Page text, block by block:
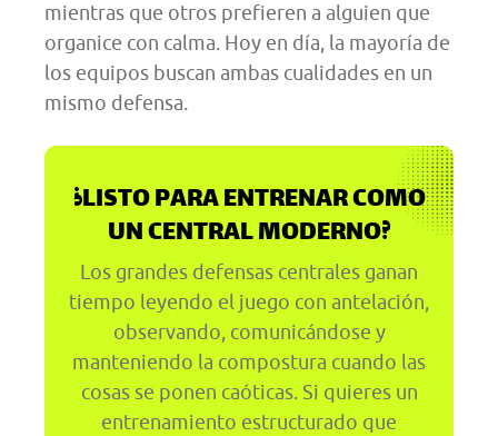
mientras que otros prefieren a alguien que
organice con calma. Hoy en día, la mayoría de
los equipos buscan ambas cualidades en un
mismo defensa.
¿LISTO PARA ENTRENAR COMO
UN CENTRAL MODERNO?
Los grandes defensas centrales ganan
tiempo leyendo el juego con antelación,
observando, comunicándose y
manteniendo la compostura cuando las
cosas se ponen caóticas. Si quieres un
entrenamiento estructurado que